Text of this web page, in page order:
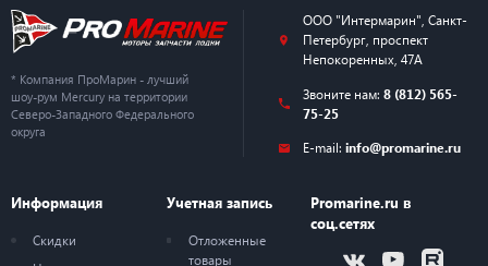
* Компания ПроМарин - лучший
шоу-рум Mercury на территории
Северо-Западного Федерального
округа
ООО "Интермарин" Санкт-
Петербург, проспект
Непокоренных, 47А
Звоните нам: 8 (812) 565-
75-25
E-mail: info@promarine.ru
Информация
Скидки
Учетная запись
Отложенные
товары
Promarine.ru в
соц.сетях